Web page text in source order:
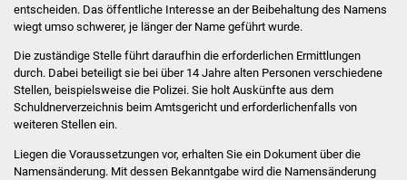
Soziale Einrichtungen
Kirchen
Lokale Agenda
Jugendhaus
entscheiden. Das öffentliche Interesse an der Beibehaltung des Namens
wiegt umso schwerer, je länger der Name geführt wurde.
Die zuständige Stelle führt daraufhin die erforderlichen Ermittlungen
durch. Dabei beteiligt sie bei über 14 Jahre alten Personen verschiedene
Stellen, beispielsweise die Polizei. Sie holt Auskünfte aus dem
Schuldnerverzeichnis beim Amtsgericht und erforderlichenfalls von
weiteren Stellen ein.
Liegen die Voraussetzungen vor, erhalten Sie ein Dokument über die
Namensänderung. Mit dessen Bekanntgabe wird die Namensänderung